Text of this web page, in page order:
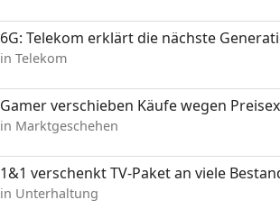
6G: Telekom erklärt die nächste
in Telekom
Gamer verschieben Käufe wegen
in Marktgeschehen
1&1 verschenkt TV-Paket an viele
in Unterhaltung